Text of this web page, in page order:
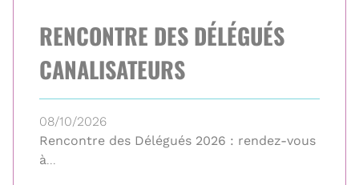
RENCONTRE DES DÉLÉGUÉS
CANALISATEURS
08/10/2026
Rencontre des Délégués 2026 : rendez-vous
à...